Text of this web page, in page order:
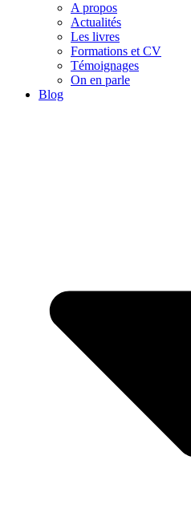
A propos
Actualités
Les livres
Formations et CV
Témoignages
On en parle
Blog